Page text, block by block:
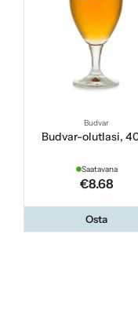
Budvar
Budvar-olutlasi,
Saatavana
€8.68
Osta